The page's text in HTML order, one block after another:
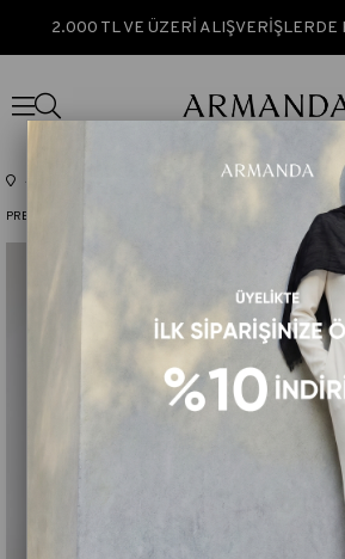
2.000 TL VE ÜZERİ ALIŞVERİŞLERDE
Anasayfa
PREMIUM ÇİFT TARAFLI TWILL İPEK EŞARP - ACI KAHVE -